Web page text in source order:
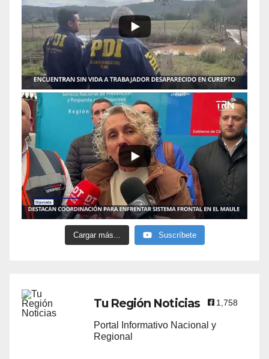
Cargar más... Suscríbete
Tu Región Noticias 1,758
Portal Informativo Nacional y
Regional